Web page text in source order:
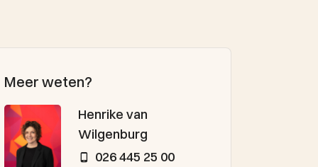
Meer weten?
Henrike van
Wilgenburg
026 445 25 00